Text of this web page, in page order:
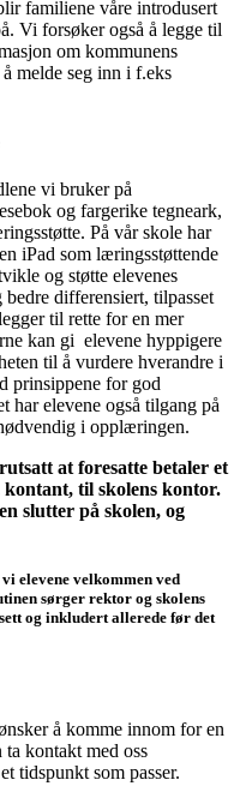
familiene våre introdusert
Vi forsøker også å legge til
om kommunens
melde seg inn i f.eks
vi bruker på
og fargerike tegneark,
På vår skole har
iPad som læringsstøttende
og støtte elevenes
differensiert, tilpasset
til rette for en mer
kan gi elevene hyppigere
til å vurdere hverandre i
prinsippene for god
har elevene også tilgang på
i opplæringen.
at foresatte betaler et
kontant, til skolens kontor.
slutter på skolen, og
elevene velkommen ved
sørger rektor og skolens
og inkludert allerede før det
å komme innom for en
kontakt med oss
tidspunkt som passer.